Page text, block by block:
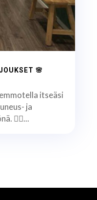
🌸
itseäsi
ja
💇‍♀️...